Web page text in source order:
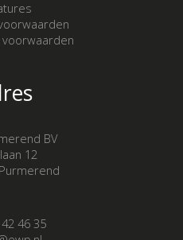
voorwaarden
BV
12
46 35